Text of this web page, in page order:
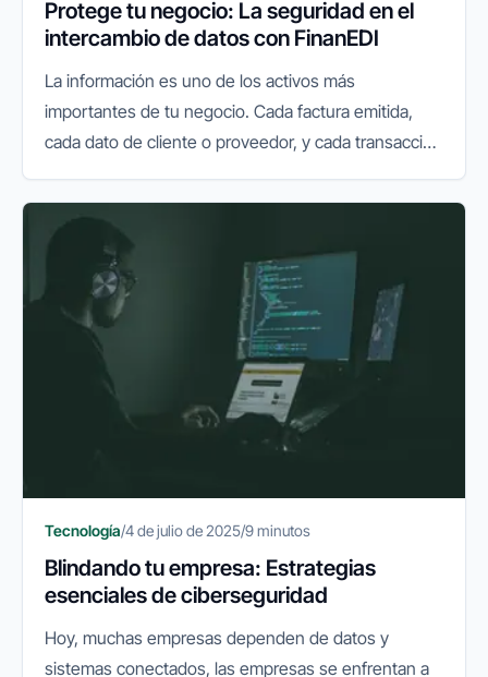
Protege tu negocio: La seguridad en el
intercambio de datos con FinanEDI
La información es uno de los activos más
importantes de tu negocio. Cada factura emitida,
cada dato de cliente o proveedor, y cada transacción
responsabilidad implícita...
Tecnología/4 de julio de 2025/9 minutos
Blindando tu empresa: Estrategias
esenciales de ciberseguridad
Hoy, muchas empresas dependen de datos y
sistemas conectados, las empresas se enfrentan a